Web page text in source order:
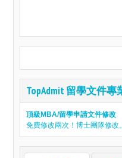
TopAdmit 留學文件專
頂級MBA/留學申請文件修改
免費修改兩次！博士團隊修改